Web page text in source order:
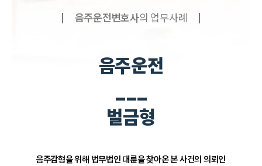
음주운전변호사의 업무사례
음주운전
___
벌금형
음주감형을 위해 법무법인 대륜을 찾아온 본 사건의 의뢰인